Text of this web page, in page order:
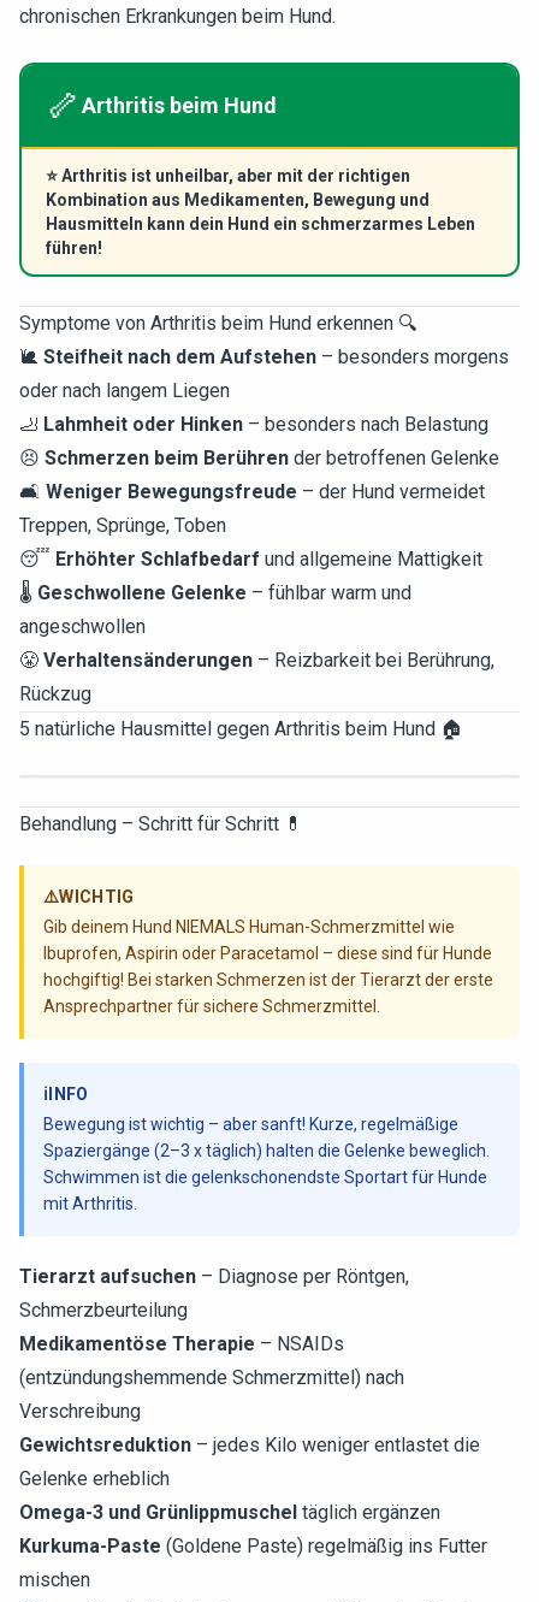
chronischen Erkrankungen beim Hund.
🦴Arthritis beim Hund
⭐Arthritis ist unheilbar, aber mit der richtigen
Kombination aus Medikamenten, Bewegung und
Hausmitteln kann dein Hund ein schmerzarmes Leben
führen!
Symptome von Arthritis beim Hund erkennen 🔍
🐌 Steifheit nach dem Aufstehen – besonders morgens
oder nach langem Liegen
🦶 Lahmheit oder Hinken – besonders nach Belastung
😣 Schmerzen beim Berühren der betroffenen Gelenke
🛋️ Weniger Bewegungsfreude – der Hund vermeidet
Treppen, Sprünge, Toben
😴 Erhöhter Schlafbedarf und allgemeine Mattigkeit
🌡️ Geschwollene Gelenke – fühlbar warm und
angeschwollen
😤 Verhaltensänderungen – Reizbarkeit bei Berührung,
Rückzug
5 natürliche Hausmittel gegen Arthritis beim Hund 🏠
Behandlung – Schritt für Schritt 💊
⚠️WICHTIG
Gib deinem Hund NIEMALS Human-Schmerzmittel wie
Ibuprofen, Aspirin oder Paracetamol – diese sind für Hunde
hochgiftig! Bei starken Schmerzen ist der Tierarzt der erste
Ansprechpartner für sichere Schmerzmittel.
ℹ️ INFO
Bewegung ist wichtig – aber sanft! Kurze, regelmäßige
Spaziergänge (2–3 x täglich) halten die Gelenke beweglich.
Schwimmen ist die gelenkschonendste Sportart für Hunde
mit Arthritis.
Tierarzt aufsuchen – Diagnose per Röntgen,
Schmerzbeurteilung
Medikamentöse Therapie – NSAIDs
(entzündungshemmende Schmerzmittel) nach
Verschreibung
Gewichtsreduktion – jedes Kilo weniger entlastet die
Gelenke erheblich
Omega-3 und Grünlippmuschel täglich ergänzen
Kurkuma-Paste (Goldene Paste) regelmäßig ins Futter
mischen